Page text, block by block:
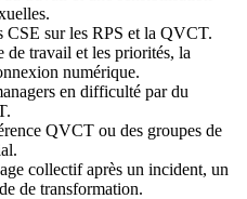
CSE sur les RPS et la QVCT.
de travail et les priorités, la
numérique.
en difficulté par du
QVCT ou des groupes de
collectif après un incident, un
de transformation.